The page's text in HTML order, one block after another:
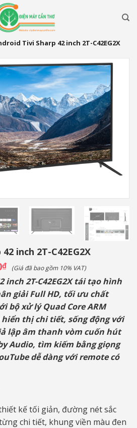
Tivi Sharp 42 inch 2T-C42EG2X
inch 2T-C42EG2X
₫Giá
hiện
tại
là:
6.690.000₫.
(Giá đã bao gồm 10% VAT)
inch 2T-C42EG2X tái tạo hình
giải Full HD, tối ưu chất
bộ xử lýQuad Core ARM
thị chi tiết, sống động với
lập âm thanh vòm cuốn hút
Audio, tìm kiếm bằng giọng
dễ dàng với remote có
kế tối giản, đường nét sắc
chi tiết, khung viền màu đen